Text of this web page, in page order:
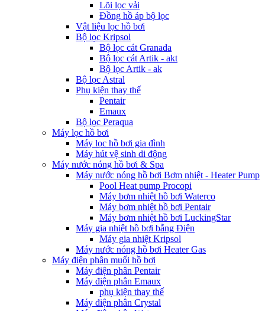
Lõi lọc vải
Đồng hồ áp bộ lọc
Vật liệu lọc hồ bơi
Bộ lọc Kripsol
Bộ lọc cát Granada
Bộ lọc cát Artik - akt
Bộ lọc Artik - ak
Bộ lọc Astral
Phụ kiện thay thế
Pentair
Emaux
Bộ lọc Peraqua
Máy lọc hồ bơi
Máy lọc hồ bơi gia đình
Máy hút vệ sinh di động
Máy nước nóng hồ bơi & Spa
Máy nước nóng hồ bơi Bơm nhiệt - Heater Pump
Pool Heat pump Procopi
Máy bơm nhiệt hồ bơi Waterco
Máy bơm nhiệt hồ bơi Pentair
Máy bơm nhiệt hồ bơi LuckingStar
Máy gia nhiệt hồ bơi bằng Điện
Máy gia nhiệt Kripsol
Máy nước nóng hồ bơi Heater Gas
Máy điện phân muối hồ bơi
Máy điện phân Pentair
Máy điện phân Emaux
phụ kiện thay thế
Máy điện phân Crystal